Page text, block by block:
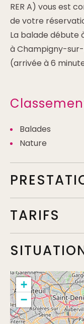
RER A) vous est
de votre
La balade débute
à Champigny-sur-
(arrivée à 6
Balades
Nature
TARIFS
+
−